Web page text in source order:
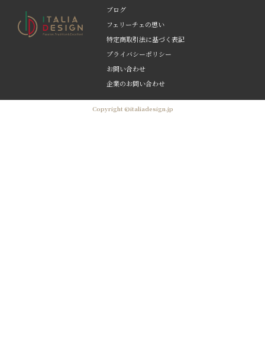
ブログ
フェリーチェの想い
特定商取引法に基づく表記
プライバシーポリシー
お問い合わせ
企業のお問い合わせ
Copyright ©italiadesign.jp